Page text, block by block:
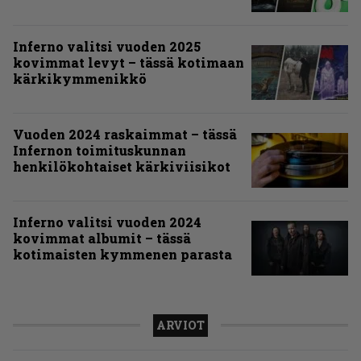
Inferno valitsi vuoden 2025
kovimmat levyt – tässä kotimaan
kärkikymmenikkö
Vuoden 2024 raskaimmat – tässä
Infernon toimituskunnan
henkilökohtaiset kärkiviisikot
Inferno valitsi vuoden 2024
kovimmat albumit – tässä
kotimaisten kymmenen parasta
ARVIOT